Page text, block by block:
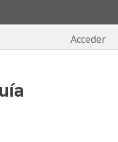
Acceder